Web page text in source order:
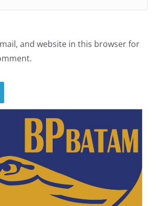
and website in this browser for